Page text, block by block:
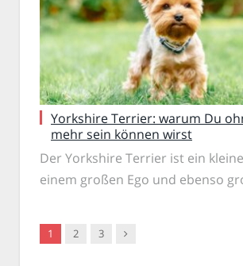
Yorkshire Terrier: warum Du
mehr sein können wirst
Der Yorkshire Terrier ist ein
einem großen Ego und ebenso
1 2 3 Nachfolger